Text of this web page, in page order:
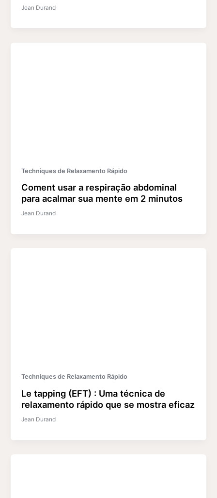
Jean Durand
Techniques de Relaxamento Rápido
Coment usar a respiração abdominal
para acalmar sua mente em 2 minutos
Jean Durand
Techniques de Relaxamento Rápido
Le tapping (EFT) : Uma técnica de
relaxamento rápido que se mostra eficaz
Jean Durand